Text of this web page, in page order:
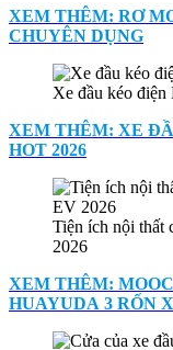
XEM THÊM: RƠ
CHUYÊN DỤNG
Xe đầu kéo
XEM THÊM: XE
HOT 2026
Tiện ích nội thất
2026
XEM THÊM:
HUAYUDA 3 RỐN